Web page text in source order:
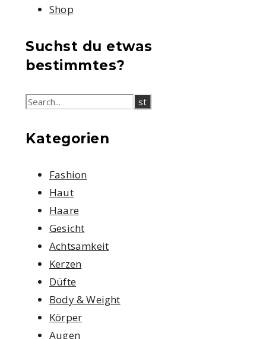
Shop
Suchst du etwas
bestimmtes?
Kategorien
Fashion
Haut
Haare
Gesicht
Achtsamkeit
Kerzen
Düfte
Body & Weight
Körper
Augen